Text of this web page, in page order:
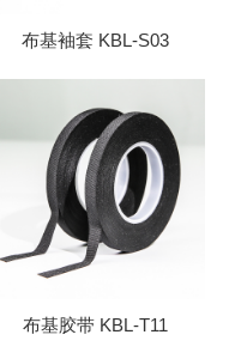
布基袖套 KBL-S03
布基胶带 KBL-T11